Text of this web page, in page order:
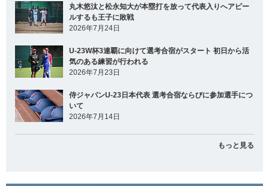
丸木悠汰と松永知大が本塁打を放って代表入りへアピー
ルするも王子に敗戦
2026年7月24日
U-23W杯3連覇に向けて選考合宿がスタート 初日から活
気のある練習が行われる
2026年7月23日
侍ジャパンU-23日本代表 選考合宿ならびに参加選手につ
いて
2026年7月14日
もっと見る